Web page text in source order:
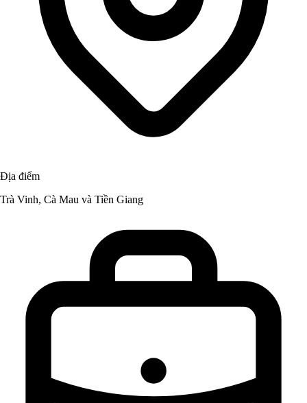
Địa điểm
Trà Vinh, Cà Mau và Tiền Giang